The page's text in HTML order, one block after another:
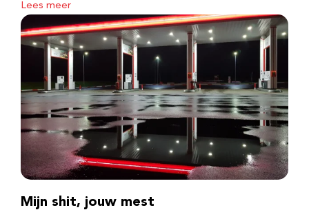
Lees meer
Mijn shit, jouw mest